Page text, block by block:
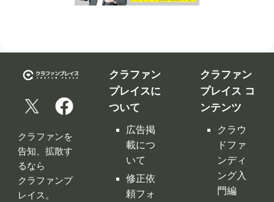
クラファンを
告知、拡散す
るなら
クラファンプ
レイス。
クラファン
プレイスに
ついて
広告掲
載につ
いて
修正依
頼フォ
クラファン
プレイス コ
ンテンツ
クラウ
ドファ
ンディ
ング入
門編